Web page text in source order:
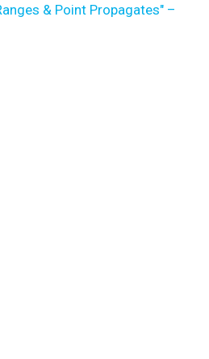
& Point Propagates" –